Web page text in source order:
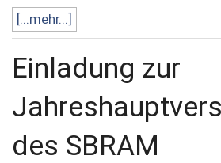
[...mehr...]
Einladung zur
des SBRAM